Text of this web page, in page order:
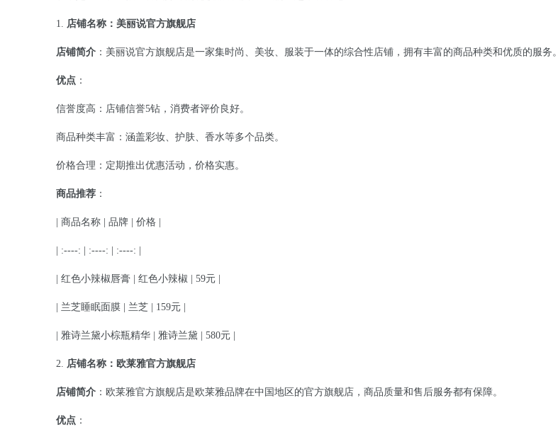
1. 店铺名称：美丽说官方旗舰店
店铺简介 ：美丽说官方旗舰店是一家集时尚、美妆、服装于一体的综合性店铺，拥有丰富的商品种类和优质的服务。
优点 ：
信誉度高：店铺信誉5钻，消费者评价良好。
商品种类丰富：涵盖彩妆、护肤、香水等多个品类。
价格合理：定期推出优惠活动，价格实惠。
商品推荐 ：
| 商品名称 | 品牌 | 价格 |
| :----: | :----: | :----: |
| 红色小辣椒唇膏 | 红色小辣椒 | 59元 |
| 兰芝睡眠面膜 | 兰芝 | 159元 |
| 雅诗兰黛小棕瓶精华 | 雅诗兰黛 | 580元 |
2. 店铺名称：欧莱雅官方旗舰店
店铺简介 ：欧莱雅官方旗舰店是欧莱雅品牌在中国地区的官方旗舰店，商品质量和售后服务都有保障。
优点 ：